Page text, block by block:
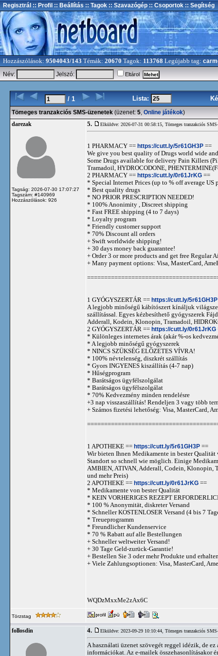
Regisztrál :: Profil :: Beállítás :: Tagok :: Szavazógép :: Csoportok :: Segítség
Hozzászólások: 9504043/143 Témák: 20670 Tagok: 113768 Legújabb tag:
Név:
Jelszó: Eltárol
/ 1 Lista:
Tömeges tranzakciós SMS-üzenetek (üzenet: 5, Online játékok)
darezak
Tagság: 2026-07-30 17:07:27
Tagszám: #140969
Hozzászólások: 926
5. Elküldve: 2026-07-31 00:58:15, Tömeges tranzakciós
1 PHARMACY == https://cutt.ly/5r61GH3P ==
We give you best quality of Drugs world wide
Some Drugs available for delivery Pain Killers
Tramadoil, HYDROCODONE,
2 PHARMACY == https://cutt.ly/0r61JrKG ==
* Special Internet Prices (up to % off average US
* Best quality drugs
* NO PRIOR PRESCRIPTION NEEDED!
* 100% Anonimity , Discreet shipping
* Fast FREE shipping (4 to 7 days)
* Loyalty program
* Friendly customer support
* 70% Discount all orders
+ Swift worldwide shipping!
+ 30 days money back guarantee!
+ Order 3 or more products and get free Regular
+ Many payment options: Visa, MasterCard,
1 GYÓGYSZERTÁR == https://cutt.ly/5r61GH3P
A legjobb minőségű kábítószert kínáljuk
szállítással. Egyes kézbesíthető gyógyszerek
Adderall, Kodein, Klonopin, Tramadoil,
2 GYÓGYSZERTÁR == https://cutt.ly/0r61JrKG
* Különleges internetes árak (akár %-os
* A legjobb minőségű gyógyszerek
* NINCS SZÜKSÉG ELŐZETES VÍVRA!
* 100% névtelenség, diszkrét szállítás
* Gyors INGYENES kiszállítás (4-7 nap)
* Hűségprogram
* Barátságos ügyfélszolgálat
* Barátságos ügyfélszolgálat
* 70% Kedvezmény minden rendelésre
+3 nap visszaszállítás! Rendeljen 3 vagy több
+ Számos fizetési lehetőség: Visa, MasterCard,
1 APOTHEKE == https://cutt.ly/5r61GH3P ==
Wir bieten Ihnen Medikamente in bester
Standort so schnell wie möglich. Einige
AMBIEN, ATIVAN, Adderall, Codein, Klonopin,
und mehr Preis)
2 APOTHEKE == https://cutt.ly/0r61JrKG ==
* Medikamente von bester Qualität
* KEIN VORHERIGES REZEPT
* 100 % Anonymität, diskreter Versand
* Schneller KOSTENLOSER Versand (4 bis 7
* Treueprogramm
* Freundlicher Kundenservice
* 70 % Rabatt auf alle Bestellungen
+ Schneller weltweiter Versand!
+ 30 Tage Geld-zurück-Garantie!
+ Bestellen Sie 3 oder mehr Produkte und
+ Viele Zahlungsoptionen: Visa, MasterCard,
WQDzMxxMe2zAx6C
Törzstag
follosdin 4. Elküldve: 2023-09-29 10:10:44, Tömeges tranzakciós
A használati üzenet szövegét reggel idézik, de
információkat. Az e-mailek összehasonlításakor